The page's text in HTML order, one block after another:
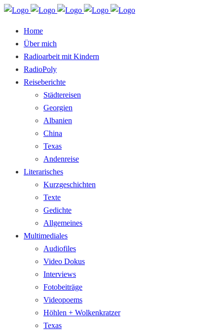
Home
Über mich
Radioarbeit mit Kindern
RadioPoly
Reiseberichte
Städtereisen
Georgien
Albanien
China
Texas
Andenreise
Literarisches
Kurzgeschichten
Texte
Gedichte
Allgemeines
Multimediales
Audiofiles
Video Dokus
Interviews
Fotobeiträge
Videopoems
Höhlen + Wolkenkratzer
Texas